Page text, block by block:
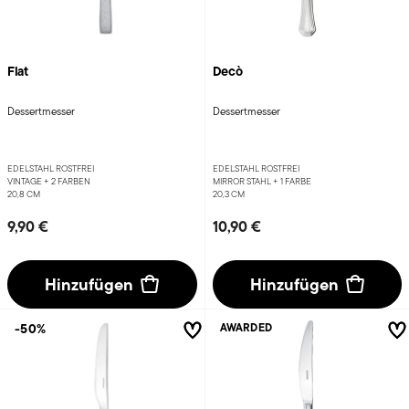
Flat
Dessertmesser
EDELSTAHL ROSTFREI
VINTAGE + 2 FARBEN
20,8 CM
9,90 €
Hinzufügen
Decò
Dessertmesser
EDELSTAHL ROSTFREI
MIRROR STAHL + 1 FARBE
20,3 CM
10,90 €
Hinzufügen
-50% AWARDED